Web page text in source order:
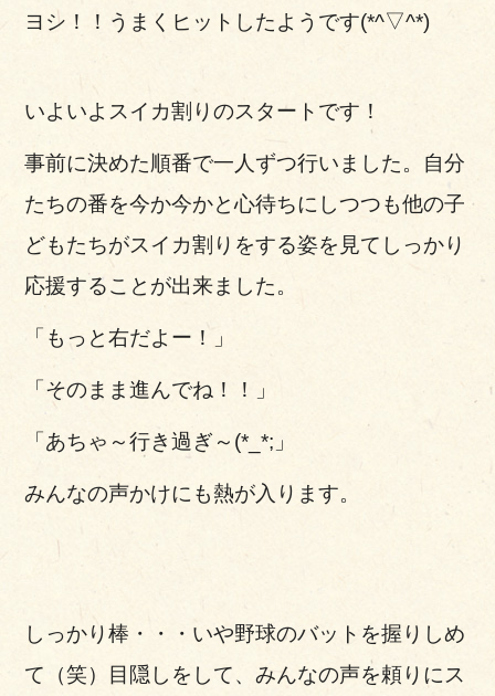
ヨシ！！うまくヒットしたようです(*^▽^*)
いよいよスイカ割りのスタートです！
事前に決めた順番で一人ずつ行いました。自分
たちの番を今か今かと心待ちにしつつも他の子
どもたちがスイカ割りをする姿を見てしっかり
応援することが出来ました。
「もっと右だよー！」
「そのまま進んでね！！」
「あちゃ～行き過ぎ～(*_*;」
みんなの声かけにも熱が入ります。
しっかり棒・・・いや野球のバットを握りしめ
て（笑）目隠しをして、みんなの声を頼りにス